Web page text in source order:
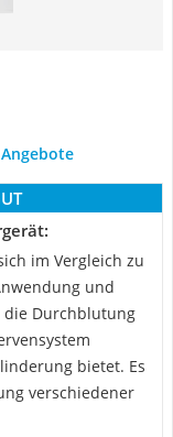
im Vergleich zu
und
die Durchblutung
bietet. Es
verschiedener